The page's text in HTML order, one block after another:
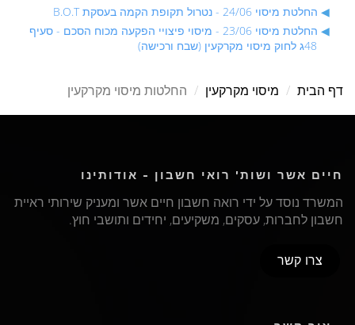
החלטת מיסוי 24/06 - נטרול תקופת הקמה בעסקת B.O.T
החלטת מיסוי 23/06 - מיסוי פיצויי הפקעה מכוח הסכם - סעיף
48ג לחוק מיסוי מקרקעין (שבח ורכישה)
דף הבית מיסוי מקרקעין החלטות מיסוי מקרקעין
חיים אשר ושות' רואי חשבון - אודותינו
המשרד נוסד על ידי רואה חשבון חיים אשר ומעניק שירותי ראיית
חשבון לחברות, עסקים, משקיעים, יחידים ותושבי חוץ.
צרו קשר